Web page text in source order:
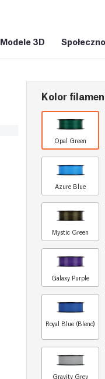
Modele 3D
Kolor
Opal Green
Azure Blue
Mystic Green
Galaxy Purple
Royal Blue (Blend)
Gravity Grey